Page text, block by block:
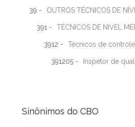
39 - OUTROS TÉCNICOS DE
391 - TÉCNICOS DE NIVEL
3912 - Técnicos de
391205 - Inspetor de
Sinônimos do CBO